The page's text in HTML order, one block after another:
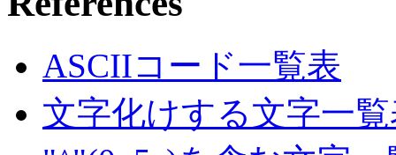
ASCIIコード一覧表
文字化けする文字一